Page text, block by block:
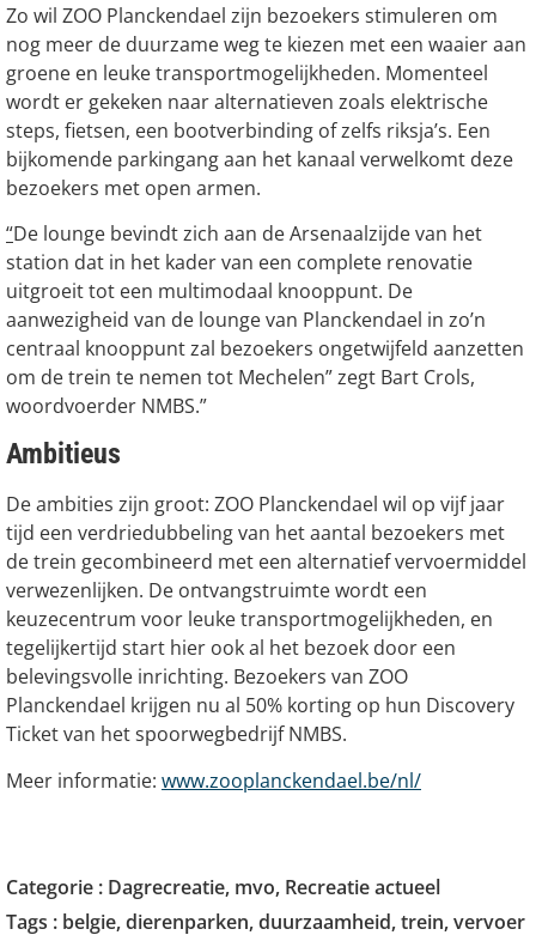
Zo wil ZOO Planckendael zijn bezoekers stimuleren om
nog meer de duurzame weg te kiezen met een waaier aan
groene en leuke transportmogelijkheden. Momenteel
wordt er gekeken naar alternatieven zoals elektrische
steps, fietsen, een bootverbinding of zelfs riksja’s. Een
bijkomende parkingang aan het kanaal verwelkomt deze
bezoekers met open armen.
“De lounge bevindt zich aan de Arsenaalzijde van het
station dat in het kader van een complete renovatie
uitgroeit tot een multimodaal knooppunt. De
aanwezigheid van de lounge van Planckendael in zo’n
centraal knooppunt zal bezoekers ongetwijfeld aanzetten
om de trein te nemen tot Mechelen” zegt Bart Crols,
woordvoerder NMBS.”
Ambitieus
De ambities zijn groot: ZOO Planckendael wil op vijf jaar
tijd een verdriedubbeling van het aantal bezoekers met
de trein gecombineerd met een alternatief vervoermiddel
verwezenlijken. De ontvangstruimte wordt een
keuzecentrum voor leuke transportmogelijkheden, en
tegelijkertijd start hier ook al het bezoek door een
belevingsvolle inrichting. Bezoekers van ZOO
Planckendael krijgen nu al 50% korting op hun Discovery
Ticket van het spoorwegbedrijf NMBS.
Meer informatie: www.zooplanckendael.be/nl/
Categorie : Dagrecreatie, mvo, Recreatie actueel
Tags : belgie,dierenparken,duurzaamheid,trein,vervoer